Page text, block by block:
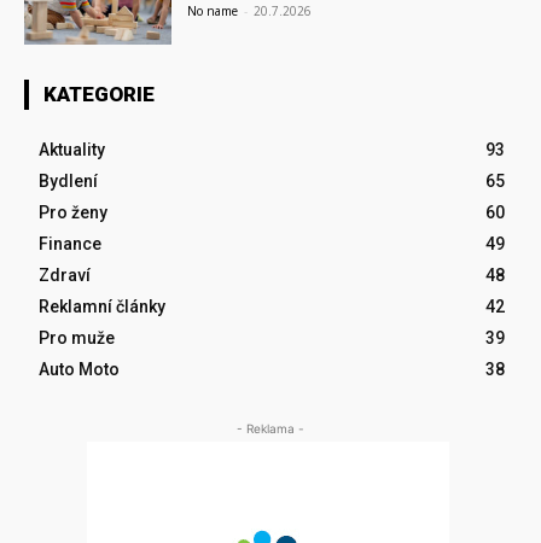
No name - 20.7.2026
KATEGORIE
Aktuality
93
Bydlení
65
Pro ženy
60
Finance
49
Zdraví
48
Reklamní články
42
Pro muže
39
Auto Moto
38
- Reklama -